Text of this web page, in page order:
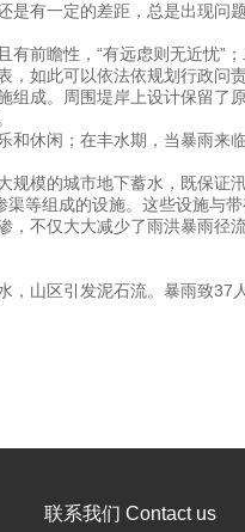
一定的差距，总是出现问
瞻性，“有远虑则无近忧”
如此可以依法依规划行政问责
。周围堤岸上设计保留了
闲；在丰水期，当暴雨来
的城市地下蓄水，既保证汛
成的设施。这些设施与带
仅大大减少了雨洪暴雨径
区引发泥石流。暴雨致37
联系我们 Contact us